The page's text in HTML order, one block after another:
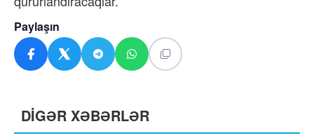
Paylaşın
DİGƏR XƏBƏRLƏR